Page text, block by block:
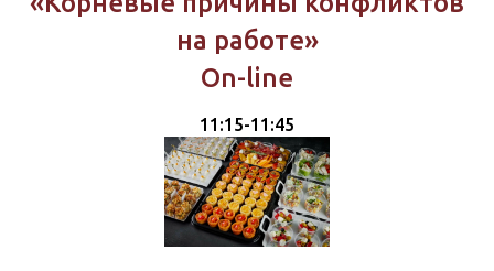
на работе»
On-line
11:15-11:45